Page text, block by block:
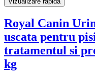
Royal Canin
uscata pentru
tratamentul si
kg